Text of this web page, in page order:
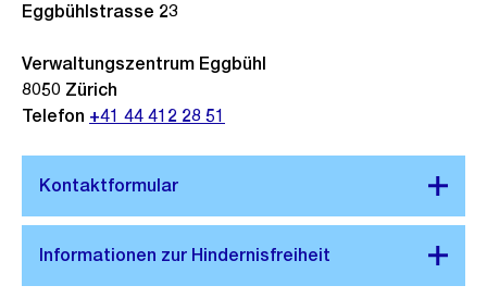
Eggbühlstrasse 23
Verwaltungszentrum Eggbühl
8050 Zürich
Telefon +41 44 412 28 51